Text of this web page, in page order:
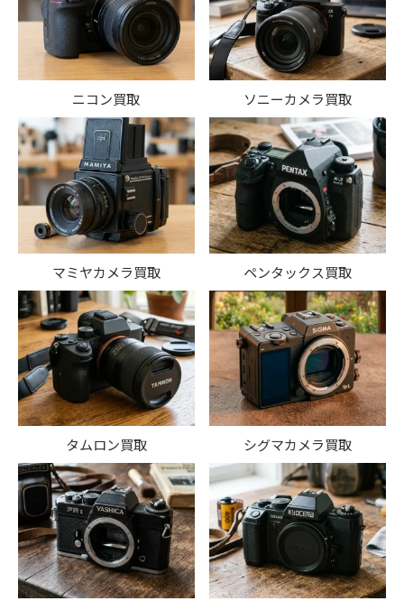
ニコン買取 ソニーカメラ買取
マミヤカメラ買取 ペンタックス買取
タムロン買取 シグマカメラ買取